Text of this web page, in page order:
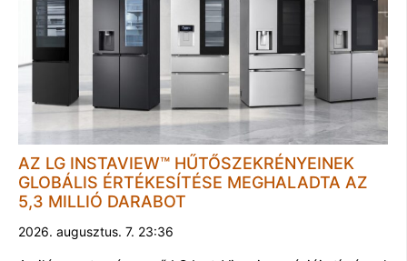
AZ LG INSTAVIEW™ HŰTŐSZEKRÉNYEINEK
GLOBÁLIS ÉRTÉKESÍTÉSE MEGHALADTA AZ
5,3 MILLIÓ DARABOT
2026. augusztus. 7. 23:36